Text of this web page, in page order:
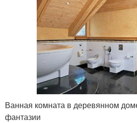
Ванная комната в деревянном
фантазии